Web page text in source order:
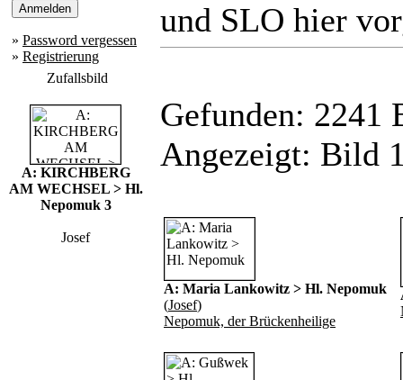
» Password vergessen
» Registrierung
Zufallsbild
A: KIRCHBERG
AM WECHSEL > Hl.
Nepomuk 3
Josef
und SLO hier
Gefunden: 2241
Angezeigt: Bild
A: Maria Lankowitz > Hl. Nepomuk
(Josef)
Nepomuk, der Brückenheilige